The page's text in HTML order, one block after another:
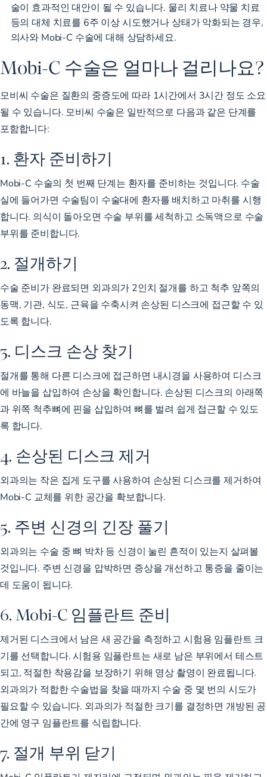
술이 효과적인 대안이 될 수 있습니다. 물리 치료나 약물 치료
등의 대체 치료를 6주 이상 시도했거나 상태가 악화되는 경우,
의사와 Mobi-C 수술에 대해 상담하세요.
Mobi-C 수술은 얼마나 걸리나요?
모비씨 수술은 질환의 중증도에 따라 1시간에서 3시간 정도 소요
될 수 있습니다. 모비씨 수술은 일반적으로 다음과 같은 단계를
포함합니다:
1. 환자 준비하기
Mobi-C 수술의 첫 번째 단계는 환자를 준비하는 것입니다. 수술
실에 들어가면 수술팀이 수술대에 환자를 배치하고 마취를 시행
합니다. 의식이 돌아오면 수술 부위를 세척하고 소독액으로 수술
부위를 준비합니다.
2. 절개하기
수술 준비가 완료되면 외과의가 2인치 절개를 하고 척추 앞쪽의
동맥, 기관, 식도, 근육을 수축시켜 손상된 디스크에 접근할 수 있
도록 합니다.
3. 디스크 손상 찾기
절개를 통해 다른 디스크에 접근하면 내시경을 사용하여 디스크
에 바늘을 삽입하여 손상을 확인합니다. 손상된 디스크의 아래쪽
과 위쪽 척추뼈에 핀을 삽입하여 뼈를 벌려 쉽게 접근할 수 있도
록 합니다.
4. 손상된 디스크 제거
외과의는 작은 집게 도구를 사용하여 손상된 디스크를 제거하여
Mobi-C 교체를 위한 공간을 확보합니다.
5. 주변 신경의 긴장 풀기
외과의는 수술 중 뼈 박차 등 신경이 눌린 흔적이 있는지 살펴볼
것입니다. 주변 신경을 압박하면 증상을 개선하고 통증을 줄이는
데 도움이 됩니다.
6. Mobi-C 임플란트 준비
제거된 디스크에서 남은 새 공간을 측정하고 시험용 임플란트 크
기를 선택합니다. 시험용 임플란트는 새로 남은 부위에서 테스트
되고, 적절한 착용감을 보장하기 위해 영상 촬영이 완료됩니다.
외과의가 적합한 수술법을 찾을 때까지 수술 중 몇 번의 시도가
필요할 수 있습니다. 외과의가 적절한 크기를 결정하면 개방된 공
간에 영구 임플란트를 식립합니다.
7. 절개 부위 닫기